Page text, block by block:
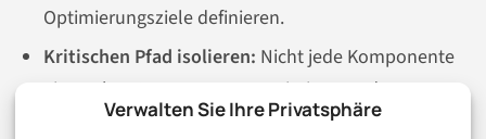
Verwalten Sie Ihre Privatsphäre
Optimierungsziele definieren.
Kritischen Pfad isolieren: Nicht jede Komponente
eines Algo-Systems muss optimiert werden. Der
latenzkritische Pfad – vom Signal bis zur Order-